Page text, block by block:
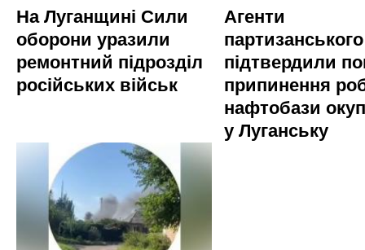
На Луганщині Сили
оборони уразили
ремонтний підрозділ
російських військ
Агенти
підтвердили
припинення
нафтобази
у Луганську